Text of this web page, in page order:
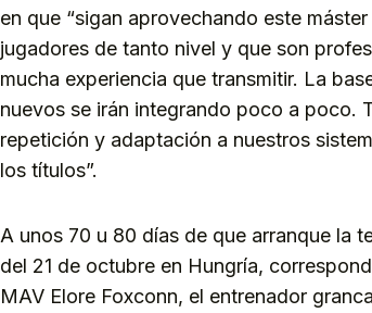
en que “sigan aprovechando este
jugadores de tanto nivel y que son
mucha experiencia que transmitir. La
nuevos se irán integrando poco a poco.
repetición y adaptación a nuestros
los títulos”.
A unos 70 u 80 días de que arranque la
del 21 de octubre en Hungría,
MAV Elore Foxconn, el entrenador